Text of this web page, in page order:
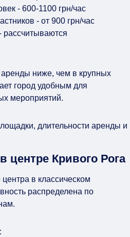
- 600-1100 грн/час
- от 900 грн/час
рассчитываются
ниже, чем в крупных
город удобным для
мероприятий.
длительности аренды и
центре Кривого Рога
в классическом
распределена по